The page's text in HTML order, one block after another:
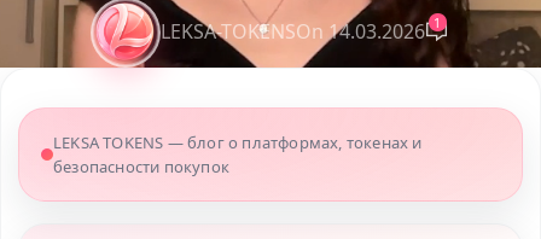
LEKSA-TOKENSOn 14.03.2026 1
LEKSA TOKENS — блог о платформах, токенах и
безопасности покупок